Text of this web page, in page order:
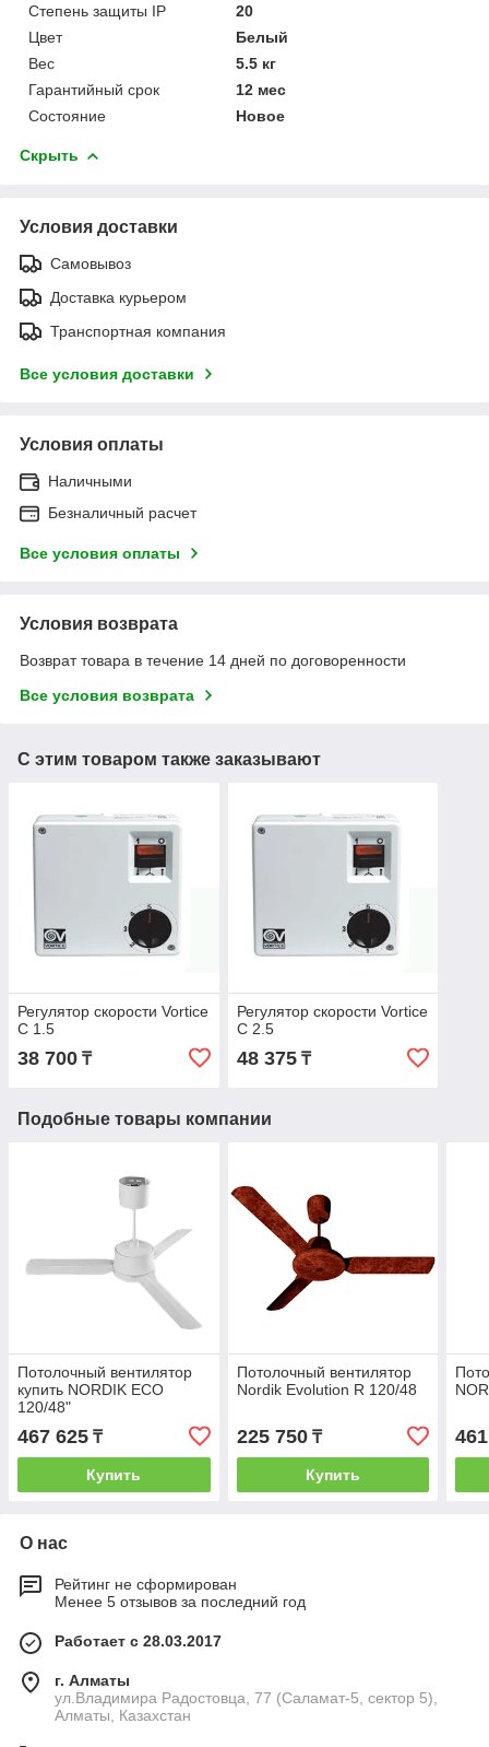
Степень защиты IP
20
Цвет
Белый
Вес
5.5 кг
Гарантийный срок
12 мес
Состояние
Новое
Скрыть
Условия доставки
Самовывоз
Доставка курьером
Транспортная компания
Все условия доставки
Условия оплаты
Наличными
Безналичный расчет
Все условия оплаты
Условия возврата
Возврат товара в течение 14 дней по договоренности
Все условия возврата
С этим товаром также заказывают
Регулятор скорости Vortice
C 1.5
38 700 ₸
Регулятор скорости Vortice
C 2.5
48 375₸
Подобные товары компании
Потолочный вентилятор
купить NORDIK ECO
120/48"
467 625 ₸
Купить
Потолочный вентилятор
Nordik Evolution R 120/48
225 750₸
Купить
О нас
Рейтинг не сформирован
Менее 5 отзывов за последний год
Работает с 28.03.2017
г. Алматы
ул.Владимира Радостовца, 77 (Саламат-5, сектор 5),
Алматы, Казахстан